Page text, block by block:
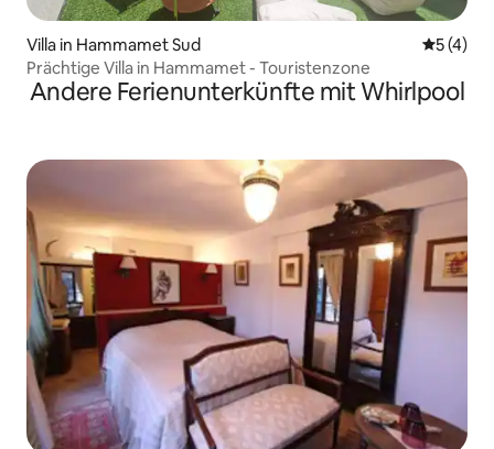
Villa in Hammamet Sud
5 (4)
Prächtige Villa in Hammamet - Touristenzone
Andere Ferienunterkünfte mit Whirlpool